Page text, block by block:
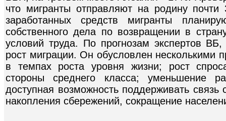
что мигранты отправляют на родину
заработанных средств мигранты
собственного дела по возвращении в
условий труда. По прогнозам экспертов
рост миграции. Он обусловлен несколькими
в темпах роста уровня жизни; рост
стороны среднего класса; уменьшение
доступная возможность поддерживать
накопления сбережений, сокращение